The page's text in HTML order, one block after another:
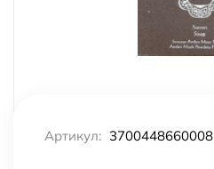
Артикул: 3700448660008